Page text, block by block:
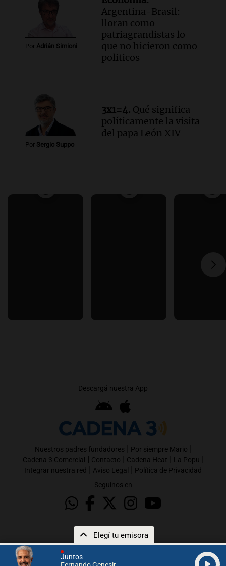
Juntos
Elegí tu emisora
Por Adrián Simioni
Argentina-Brasil:
lloran como
patriagrandistas lo
que no hicieron como
politicos
Por Sergio Suppo
3x1=4. Qué significa
políticamente la visita
del papa León XIV
Descargá nuestra App
Nuestros padres fundadores | Por siempre Mario |
Cadena 3 Comercial | Contacto | Cadena Heat | La Popu |
Integrar nuestra red | Aviso Legal | Política de Privacidad
Seguinos en